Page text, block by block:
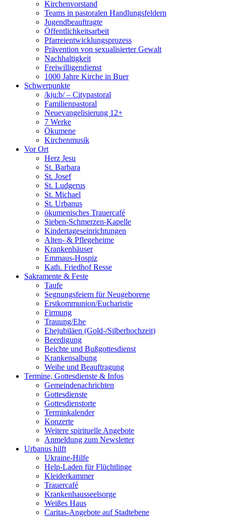
Kirchenvorstand
Teams in pastoralen Handlungsfeldern
Jugendbeauftragte
Öffentlichkeitsarbeit
Pfarreientwicklungsprozess
Prävention von sexualisierter Gewalt
Nachhaltigkeit
Freiwilligendienst
1000 Jahre Kirche in Buer
Schwerpunkte
/kju:b/ – Citypastoral
Familienpastoral
Neuevangelisierung 12+
7 Werke
Ökumene
Kirchenmusik
Vor Ort
Herz Jesu
St. Barbara
St. Josef
St. Ludgerus
St. Michael
St. Urbanus
ökumenisches Trauercafé
Sieben-Schmerzen-Kapelle
Kindertageseinrichtungen
Alten- & Pflegeheime
Krankenhäuser
Emmaus-Hospiz
Kath. Friedhof Resse
Sakramente & Feste
Taufe
Segnungsfeiern für Neugeborene
Erstkommunion/Eucharistie
Firmung
Trauung/Ehe
Ehejubiläen (Gold-/Silberhochzeit)
Beerdigung
Beichte und Bußgottesdienst
Krankensalbung
Weihe und Beauftragung
Termine, Gottesdienste & Infos
Gemeindenachrichten
Gottesdienste
Gottesdienstorte
Terminkalender
Konzerte
Weitere spirituelle Angebote
Anmeldung zum Newsletter
Urbanus hilft
Ukraine-Hilfe
Help-Laden für Flüchtlinge
Kleiderkammer
Trauercafé
Krankenhausseelsorge
Weißes Haus
Caritas-Angebote auf Stadtebene